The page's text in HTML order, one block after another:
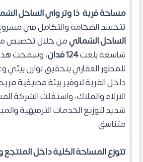
مساحة قرية ذا وتر واي الساحل
تتجسد الضخامة والتكامل في
الساحل الشماليمن خلال تخصيص
شاسعة بلغت124 فدان
، وسمحت هذه
للمطور العقاري بتحقيق توازن بيئي
داخل القرية لتوفير بيئة مصيفية
النزلاء والملاك، واستغلت الشركة
شديد لتوزيع الخدمات الترفيهية
متناسق.
تتوزع المساحة الكلية داخل المنتجع